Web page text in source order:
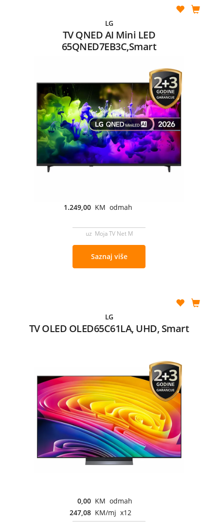
LG
TV QNED AI Mini LED
65QNED7EB3C,Smart
1.249,00 KM odmah
uz Moja TV Net M
Saznaj više
LG
TV OLED OLED65C61LA, UHD, Smart
0,00 KM odmah
247,08 KM/mj x12